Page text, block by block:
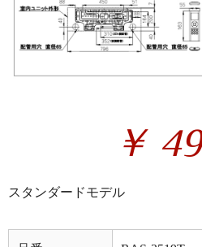
￥
スタンダードモデル